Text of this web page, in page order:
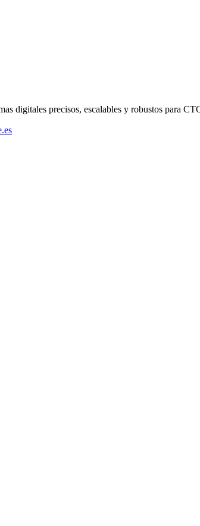
digitales precisos, escalables y robustos para